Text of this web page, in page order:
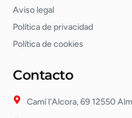
Aviso legal
Política de privacidad
Política de cookies
Contacto
Camí l'Alcora, 69 12550